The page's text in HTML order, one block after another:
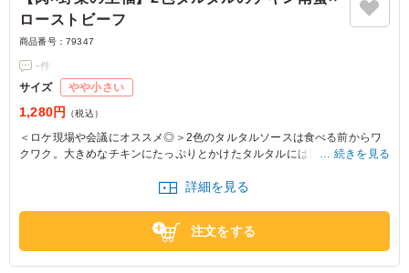
ローストビーフ
商品番号： 79347
-件
サイズ やや小さい
1,280円 （税込）
＜ロケ現場や会議にオススメ◎＞2色のタルタルソースは食べる前からワ
クワク。大きめなチキンにたっぷりとかけたタルタルには最高の一言。チ
※ご飯の種類を下記プルダウンよりお選びください。
続きを見る
詳細を見る
注文をする